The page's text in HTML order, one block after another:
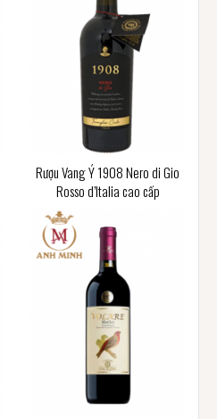
Rượu Vang Ý 1908 Nero di Gio
Rosso d’Italia cao cấp